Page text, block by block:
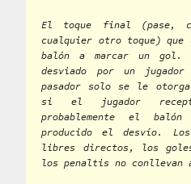
El toque final (pase,
cualquier otro toque) que
balón a marcar un
desviado por un
pasador solo se le
si el jugador
probablemente el
producido el desvío.
libres directos, los
los penaltis no conllevan